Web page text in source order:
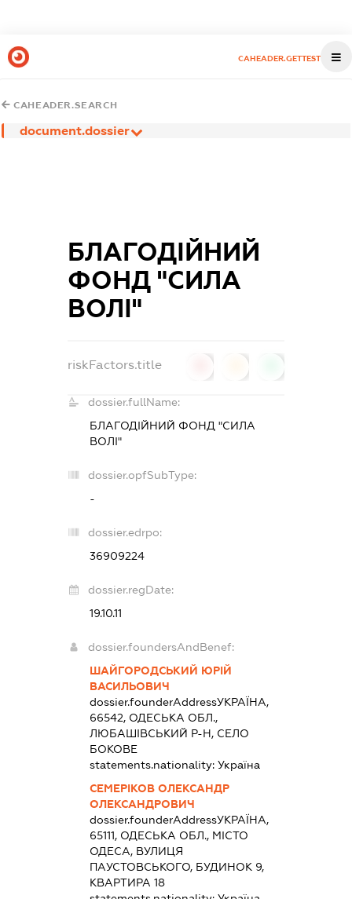
CAHEADER.GETTEST
CAHEADER.SEARCH
document.dossier
БЛАГОДІЙНИЙ
ФОНД "СИЛА
ВОЛІ"
riskFactors.title
dossier.fullName:
БЛАГОДІЙНИЙ ФОНД "СИЛА
ВОЛІ"
dossier.opfSubType:
-
dossier.edrpo:
36909224
dossier.regDate:
19.10.11
dossier.foundersAndBenef:
ШАЙГОРОДСЬКИЙ ЮРІЙ
ВАСИЛЬОВИЧ
dossier.founderAddressУКРАЇНА,
66542, ОДЕСЬКА ОБЛ.,
ЛЮБАШІВСЬКИЙ Р-Н, СЕЛО
БОКОВЕ
statements.nationality: Україна
СЕМЕРІКОВ ОЛЕКСАНДР
ОЛЕКСАНДРОВИЧ
dossier.founderAddressУКРАЇНА,
65111, ОДЕСЬКА ОБЛ., МІСТО
ОДЕСА, ВУЛИЦЯ
ПАУСТОВСЬКОГО, БУДИНОК 9,
КВАРТИРА 18